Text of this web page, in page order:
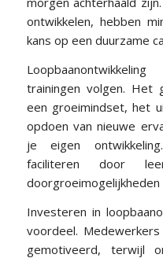
ontwikkelen, hebben
kans op een duurzame
trainingen volgen. Het
een groeimindset, het
opdoen van nieuwe
je eigen
faciliteren door
doorgroeimogelijkheden
Investeren in
voordeel.
gemotiveerd, terwijl